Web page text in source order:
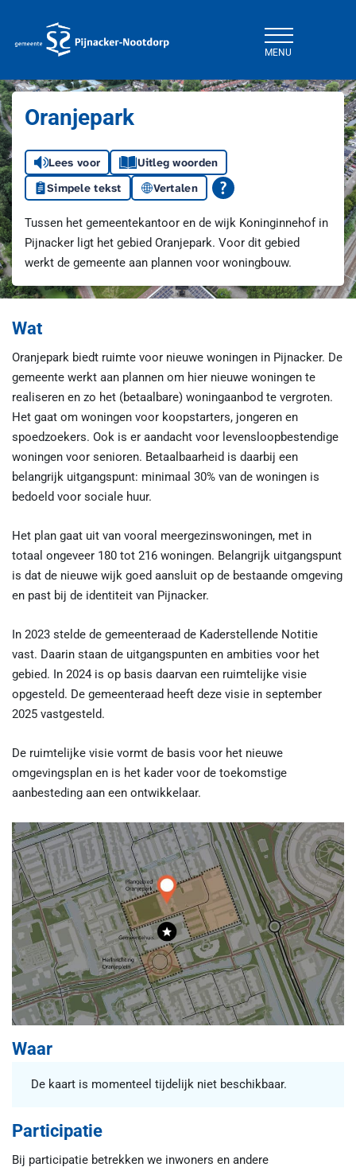
MENU
Oranjepark
Lees voor
Uitleg woorden
Simpele tekst
Vertalen
Tussen het gemeentekantoor en de wijk Koninginnehof in
Pijnacker ligt het gebied Oranjepark. Voor dit gebied
werkt de gemeente aan plannen voor woningbouw.
Wat
Oranjepark biedt ruimte voor nieuwe woningen in Pijnacker. De
gemeente werkt aan plannen om hier nieuwe woningen te
realiseren en zo het (betaalbare) woningaanbod te vergroten.
Het gaat om woningen voor koopstarters, jongeren en
spoedzoekers. Ook is er aandacht voor levensloopbestendige
woningen voor senioren. Betaalbaarheid is daarbij een
belangrijk uitgangspunt: minimaal 30% van de woningen is
bedoeld voor sociale huur.
Het plan gaat uit van vooral meergezinswoningen, met in
totaal ongeveer 180 tot 216 woningen. Belangrijk uitgangspunt
is dat de nieuwe wijk goed aansluit op de bestaande omgeving
en past bij de identiteit van Pijnacker.
In 2023 stelde de gemeenteraad de Kaderstellende Notitie
vast. Daarin staan de uitgangspunten en ambities voor het
gebied. In 2024 is op basis daarvan een ruimtelijke visie
opgesteld. De gemeenteraad heeft deze visie in september
2025 vastgesteld.
De ruimtelijke visie vormt de basis voor het nieuwe
omgevingsplan en is het kader voor de toekomstige
aanbesteding aan een ontwikkelaar.
Waar
De kaart is momenteel tijdelijk niet beschikbaar.
Participatie
Bij participatie betrekken we inwoners en andere